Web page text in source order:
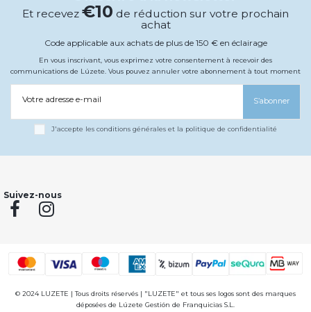
Et recevez €10 de réduction sur votre prochain
achat
Code applicable aux achats de plus de 150 € en éclairage
En vous inscrivant, vous exprimez votre consentement à recevoir des
communications de Lúzete. Vous pouvez annuler votre abonnement à tout moment
Votre adresse e-mail S’abonner
J'accepte les conditions générales et la politique de confidentialité
Suivez-nous
© 2024 LUZETE | Tous droits réservés | "LUZETE" et tous ses logos sont des marques
déposées de Lúzete Gestión de Franquicias S.L.